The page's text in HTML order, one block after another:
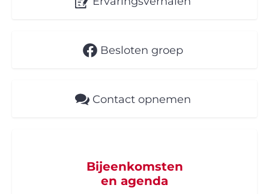
Besloten groep
Contact opnemen
Bijeenkomsten
en agenda